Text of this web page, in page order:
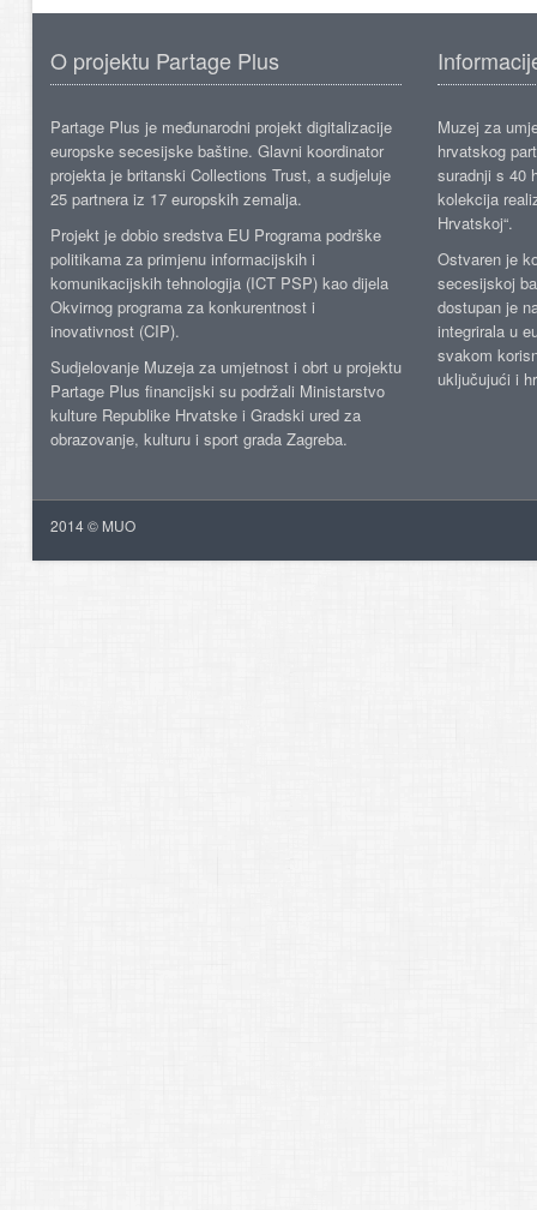
O projektu Partage Plus
Partage Plus je međunarodni projekt digitalizacije
europske secesijske baštine. Glavni koordinator
projekta je britanski Collections Trust, a sudjeluje
25 partnera iz 17 europskih zemalja.
Projekt je dobio sredstva EU Programa podrške
politikama za primjenu informacijskih i
komunikacijskih tehnologija (ICT PSP) kao dijela
Okvirnog programa za konkurentnost i
inovativnost (CIP).
Sudjelovanje Muzeja za umjetnost i obrt u projektu
Partage Plus financijski su podržali Ministarstvo
kulture Republike Hrvatske i Gradski ured za
obrazovanje, kulturu i sport grada Zagreba.
Muzej za
hrvatskog
suradnji s 40
kolekcija
Hrvatskoj“.
Ostvaren je
secesijskoj
dostupan je
integrirala u
svakom
uključujući i
2014 © MUO